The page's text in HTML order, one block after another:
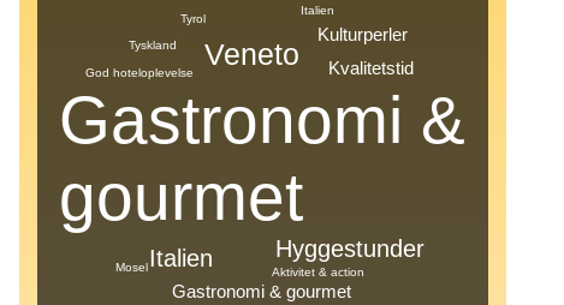
Gastronomi &
gourmet
Veneto
Italien Hyggestunder
Gastronomi & gourmet
Kvalitetstid
Kulturperler
Aktivitet & action
God hoteloplevelse
Tyskland
Italien
Tyrol
Mosel